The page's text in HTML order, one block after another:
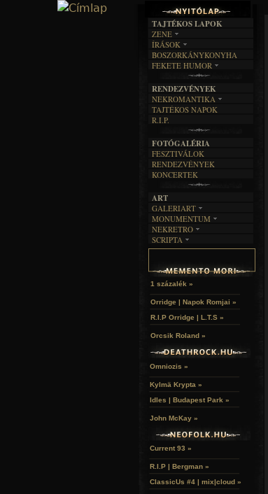
TAJTÉKOS LAPOK
ZENE
EGYÜTTESEK
INTERJÚK
FORDÍTÁSOK
DALSZÖVEGEK
ÍRÁSOK
IRODALOM
FILM
MŰVÉSZET
ÍRÁSTÖRTÉNET
BOSZORKÁNYKONYHA
FEKETE HUMOR
SZÖVEGES
RENDEZVÉNYEK
NEKROMANTIKA
AKTUÁLIS
A MÚLT
TAJTÉKOS NAPOK
R.I.P.
FOTÓGALÉRIA
FESZTIVÁLOK
RENDEZVÉNYEK
KONCERTEK
ART
GALERIART
ARTGALERI
KÉPREGÉNYEK
LAKÁSKULTS
MONUMENTUM
TEMETŐK
TEMPLOMOK
HELYEK
NEKRETRO
SZUBKULT
RELIKVIÁK
SCRIPTA
NOVELLÁK
HALÁLTÁNC
1 százalék »
Orridge | Napok Romjai »
R.I.P Orridge | L.T.S »
Orcsik Roland »
Omniozis »
Kylmä Krypta »
Idles | Budapest Park »
John McKay »
Current 93 »
R.I.P | Bergman »
ClassicUs #4 | mix|cloud »